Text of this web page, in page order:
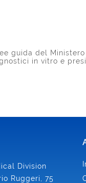
guida del
in vitro e
Division
Ruggeri, 75